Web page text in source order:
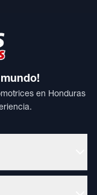
en Honduras